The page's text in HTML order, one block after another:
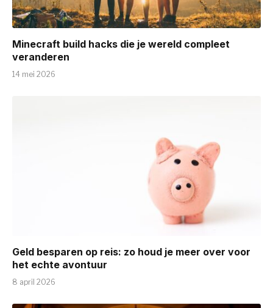
Minecraft build hacks die je wereld compleet
veranderen
14 mei 2026
Geld besparen op reis: zo houd je meer over voor
het echte avontuur
8 april 2026